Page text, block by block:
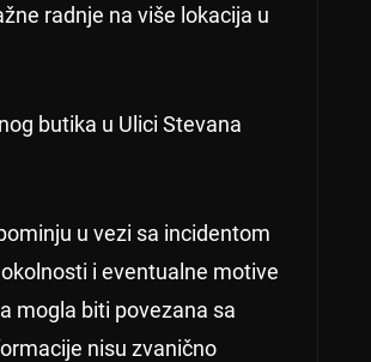
radnje na više lokacija u
butika u Ulici Stevana
u vezi sa incidentom
i eventualne motive
mogla biti povezana sa
nisu zvanično